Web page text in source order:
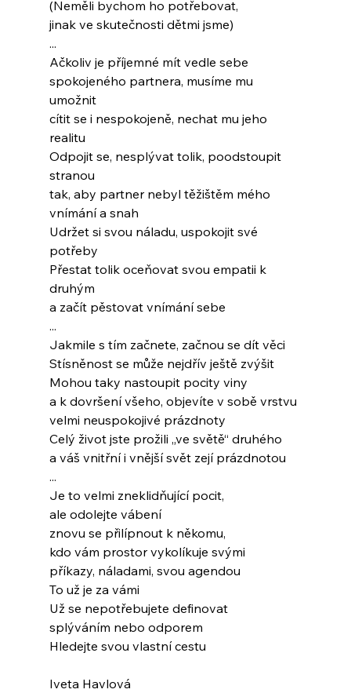
(Neměli bychom ho potřebovat,
jinak ve skutečnosti dětmi jsme)
...
Ačkoliv je příjemné mít vedle sebe
spokojeného partnera, musíme mu
umožnit
cítit se i nespokojeně, nechat mu jeho
realitu
Odpojit se, nesplývat tolik, poodstoupit
stranou
tak, aby partner nebyl těžištěm mého
vnímání a snah
Udržet si svou náladu, uspokojit své
potřeby
Přestat tolik oceňovat svou empatii k
druhým
a začít pěstovat vnímání sebe
...
Jakmile s tím začnete, začnou se dít věci
Stísněnost se může nejdřív ještě zvýšit
Mohou taky nastoupit pocity viny
a k dovršení všeho, objevíte v sobě vrstvu
velmi neuspokojivé prázdnoty
Celý život jste prožili „ve světě“ druhého
a váš vnitřní i vnější svět zejí prázdnotou
...
Je to velmi zneklidňující pocit,
ale odolejte vábení
znovu se přilípnout k někomu,
kdo vám prostor vykolíkuje svými
příkazy, náladami, svou agendou
To už je za vámi
Už se nepotřebujete definovat
splýváním nebo odporem
Hledejte svou vlastní cestu
Iveta Havlová